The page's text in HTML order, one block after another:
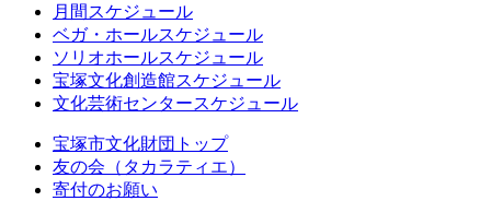
月間スケジュール
ベガ・ホールスケジュール
ソリオホールスケジュール
宝塚文化創造館スケジュール
文化芸術センタースケジュール
宝塚市文化財団トップ
友の会（タカラティエ）
寄付のお願い